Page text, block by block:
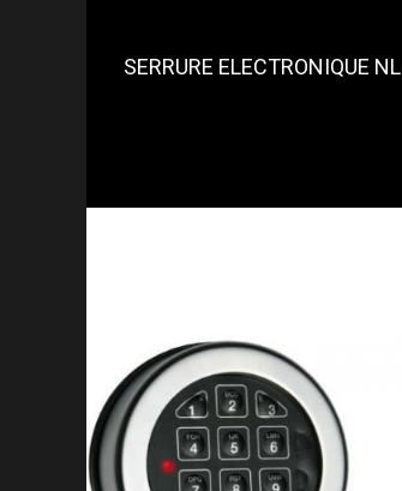
SERRURE ELECTRONIQUE NL